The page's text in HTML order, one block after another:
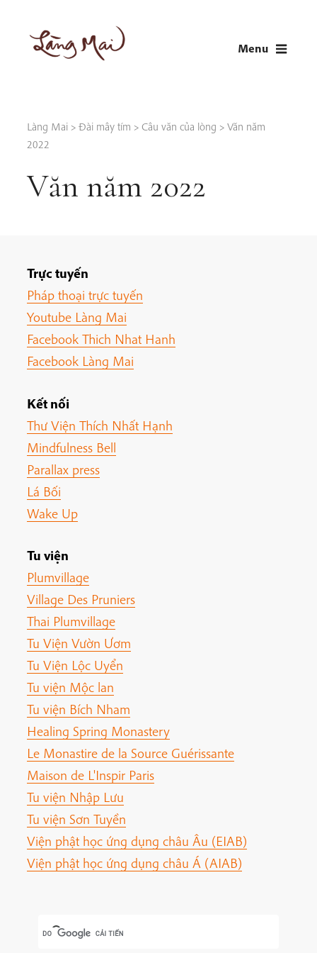
content
Menu
Làng Mai > Đài mây tím > Câu văn của lòng > Văn năm
2022
Văn năm 2022
Trực tuyến
Pháp thoại trực tuyến
Youtube Làng Mai
Facebook Thich Nhat Hanh
Facebook Làng Mai
Kết nối
Thư Viện Thích Nhất Hạnh
Mindfulness Bell
Parallax press
Lá Bối
Wake Up
Tu viện
Plumvillage
Village Des Pruniers
Thai Plumvillage
Tu Viện Vườn Ươm
Tu Viện Lộc Uyển
Tu viện Mộc lan
Tu viện Bích Nham
Healing Spring Monastery
Le Monastire de la Source Guérissante
Maison de L'Inspir Paris
Tu viện Nhập Lưu
Tu viện Sơn Tuyền
Viện phật học ứng dụng châu Âu (EIAB)
Viện phật học ứng dụng châu Á (AIAB)